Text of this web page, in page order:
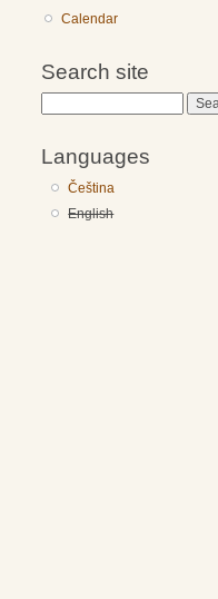
Calendar
Search site
Languages
Čeština
English